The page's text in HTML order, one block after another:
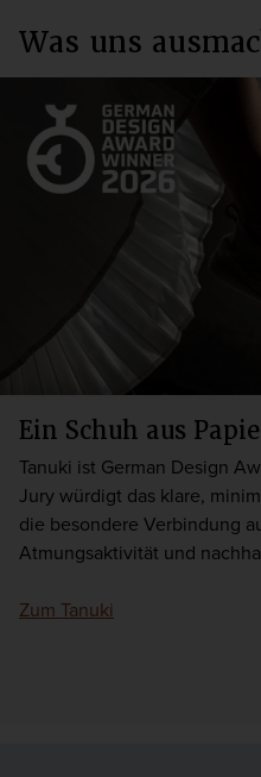
Was uns
Ein Schuh aus
Tanuki ist German Design
Jury würdigt das klare,
die besondere Verbindung
Atmungsaktivität und
Zum Tanuki